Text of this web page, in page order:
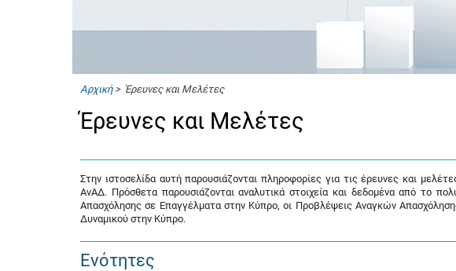
Αρχική> Έρευνες και Μελέτες
Έρευνες και Μελέτες
Στην ιστοσελίδα αυτή παρουσιάζονται πληροφορίες για τις έρευνες και
ΑνΑΔ. Πρόσθετα παρουσιάζονται αναλυτικά στοιχεία και δεδομένα από το
Απασχόλησης σε Επαγγέλματα στην Κύπρο, οι Προβλέψεις Αναγκών
Δυναμικού στην Κύπρο.
Ενότητες